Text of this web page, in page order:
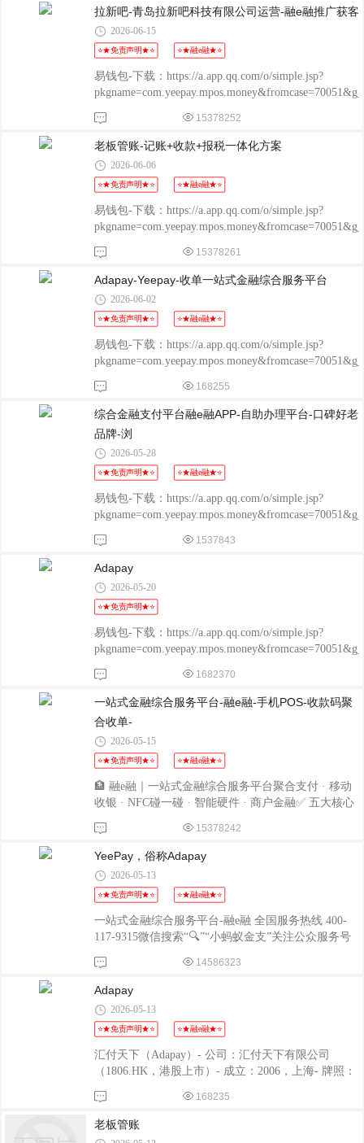
POS：http://oss.flmyzf.com/yzf/html/regist/index.html?
phone=%E4%
拉新吧-青岛拉新吧科技有限公司运营-融e融推广获客
2026-06-15
⭐★免责声明★⭐ ⭐★融e融★⭐
易钱包-下载：https://a.app.qq.com/o/simple.jsp?
http://www.chengrongkeji.cn/wap_lycrdz.html; 颐支付
POS：http://oss.flmyzf.com/yzf/html/regist/index.html?
phone=%E4%
15378252
老板管账-记账+收款+报税一体化方案
2026-06-06
⭐★免责声明★⭐ ⭐★融e融★⭐
易钱包-下载：https://a.app.qq.com/o/simple.jsp?
http://www.chengrongkeji.cn/wap_lycrdz.html; 颐支付
POS：http://oss.flmyzf.com/yzf/html/regist/index.html?
phone=%E4%
15378261
Adapay-Yeepay-收单一站式金融综合服务平台
2026-06-02
⭐★免责声明★⭐ ⭐★融e融★⭐
易钱包-下载：https://a.app.qq.com/o/simple.jsp?
http://www.chengrongkeji.cn/wap_lycrdz.html; 颐支付
POS：http://oss.flmyzf.com/yzf/html/regist/index.html?
phone=%E4%
168255
综合金融支付平台融e融APP-自助办理平台-口碑好老
品牌-浏
2026-05-28
⭐★免责声明★⭐ ⭐★融e融★⭐
易钱包-下载：https://a.app.qq.com/o/simple.jsp?
http://www.chengrongkeji.cn/wap_lycrdz.html; 颐支付
POS：http://oss.flmyzf.com/yzf/html/regist/index.html?
phone=%E4%
1537843
Adapay
2026-05-20
⭐★免责声明★⭐
易钱包-下载：https://a.app.qq.com/o/simple.jsp?
http://www.chengrongkeji.cn/wap_lycrdz.html; 颐支付
POS：http://oss.flmyzf.com/yzf/html/regist/index.html?
phone=%E4%
1682370
一站式金融综合服务平台-融e融-手机POS-收款码聚
合收单-
2026-05-15
⭐★免责声明★⭐ ⭐★融e融★⭐
🏦 融e融｜一站式金融综合服务平台聚合支付 · 移动
收银 · NFC碰一碰 · 智能硬件 · 商户金融✅ 五大核心
刷卡/闪付/云闪付全支持- 费率低、秒到账（T0）、
无押金- 安卓/苹果通用，10分钟开通- 上门收款、批
发、装修、建材首选2️⃣ 聚合收款码（一码通）微信
+支付宝+云闪付+信用卡+花呗全聚合- 一码搞定、D0
秒到/D1免费- 支持对公/对私结算，统一对账- 码牌/
云喇叭/扫码枪可选3️⃣ 碰一碰（NFC支付）解锁亮屏
→贴一下→1秒付款- 不用扫
15378242
YeePay，俗称Adapay
2026-05-13
⭐★免责声明★⭐ ⭐★融e融★⭐
一站式金融综合服务平台-融e融 全国服务热线 400-
117-9315微信搜索“🔍”“小蚂蚁金支”关注公众服务号
Adapay）- 公司：易宝支付有限公司（民企，未上
市）- 成立：2003，北京- 牌照：央行支付牌照（互联
网/移动/收单）+ 跨境支付- 产品定位：行业支付+企
业级聚合支付（B端强）
14586323
Adapay
2026-05-13
⭐★免责声明★⭐ ⭐★融e融★⭐
汇付天下（Adapay）- 公司：汇付天下有限公司
（1806.HK，港股上市）- 成立：2006，上海- 牌照：
基金支付- Adapay定位：汇付旗下轻量聚合支付平台
（面向开发者/中小商户）
168235
老板管账